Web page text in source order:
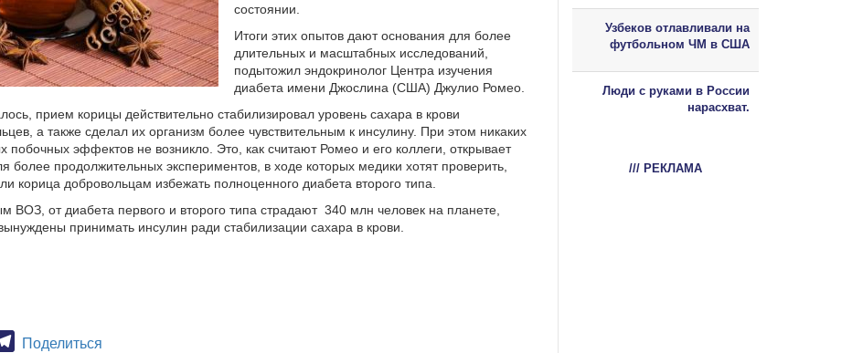
состоянии.
Итоги этих опытов дают основания для более
длительных и масштабных исследований,
подытожил эндокринолог Центра изучения
диабета имени Джослина (США) Джулио Ромео.
прием корицы действительно стабилизировал уровень сахара в крови
а также сделал их организм более чувствительным к инсулину. При этом никаких
побочных эффектов не возникло. Это, как считают Ромео и его коллеги, открывает
более продолжительных экспериментов, в ходе которых медики хотят проверить,
корица добровольцам избежать полноценного диабета второго типа.
ВОЗ, от диабета первого и второго типа страдают 340 млн человек на планете,
принимать инсулин ради стабилизации сахара в крови.
Telegram
Поделиться
Узбеков отлавливали на
футбольном ЧМ в США
Люди с руками в России
нарасхват.
/// РЕКЛАМА